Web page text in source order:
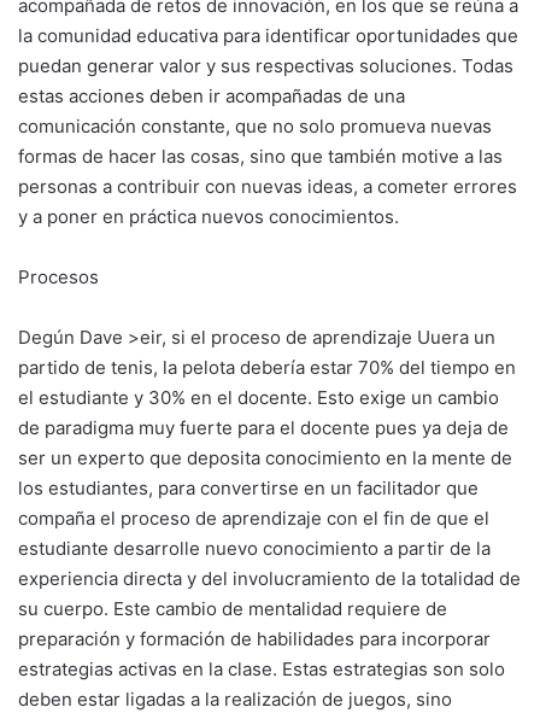
acompañada de retos de innovación, en los que se reúna a
la comunidad educativa para identificar oportunidades que
puedan generar valor y sus respectivas soluciones. Todas
estas acciones deben ir acompañadas de una
comunicación constante, que no solo promueva nuevas
formas de hacer las cosas, sino que también motive a las
personas a contribuir con nuevas ideas, a cometer errores
y a poner en práctica nuevos conocimientos.
Procesos
Degún Dave >eir, si el proceso de aprendizaje Uuera un
partido de tenis, la pelota debería estar 70% del tiempo en
el estudiante y 30% en el docente. Esto exige un cambio
de paradigma muy fuerte para el docente pues ya deja de
ser un experto que deposita conocimiento en la mente de
los estudiantes, para convertirse en un facilitador que
compaña el proceso de aprendizaje con el fin de que el
estudiante desarrolle nuevo conocimiento a partir de la
experiencia directa y del involucramiento de la totalidad de
su cuerpo. Este cambio de mentalidad requiere de
preparación y formación de habilidades para incorporar
estrategias activas en la clase. Estas estrategias son solo
deben estar ligadas a la realización de juegos, sino